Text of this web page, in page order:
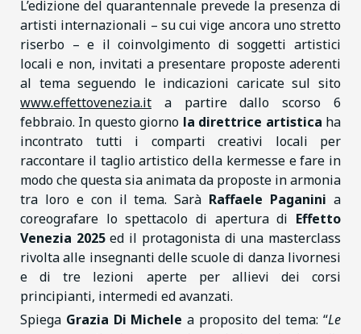
L’edizione del quarantennale prevede la presenza di
artisti internazionali – su cui vige ancora uno stretto
riserbo – e il coinvolgimento di soggetti artistici
locali e non, invitati a presentare proposte aderenti
al tema seguendo le indicazioni caricate sul sito
www.effettovenezia.it a partire dallo scorso 6
febbraio. In questo giorno la direttrice artistica ha
incontrato tutti i comparti creativi locali per
raccontare il taglio artistico della kermesse e fare in
modo che questa sia animata da proposte in armonia
tra loro e con il tema. Sarà Raffaele Paganini a
coreografare lo spettacolo di apertura di Effetto
Venezia 2025ed il protagonista di una masterclass
rivolta alle insegnanti delle scuole di danza livornesi
e di tre lezioni aperte per allievi dei corsi
principianti, intermedi ed avanzati.
Spiega Grazia Di Michele a proposito del tema: “Le